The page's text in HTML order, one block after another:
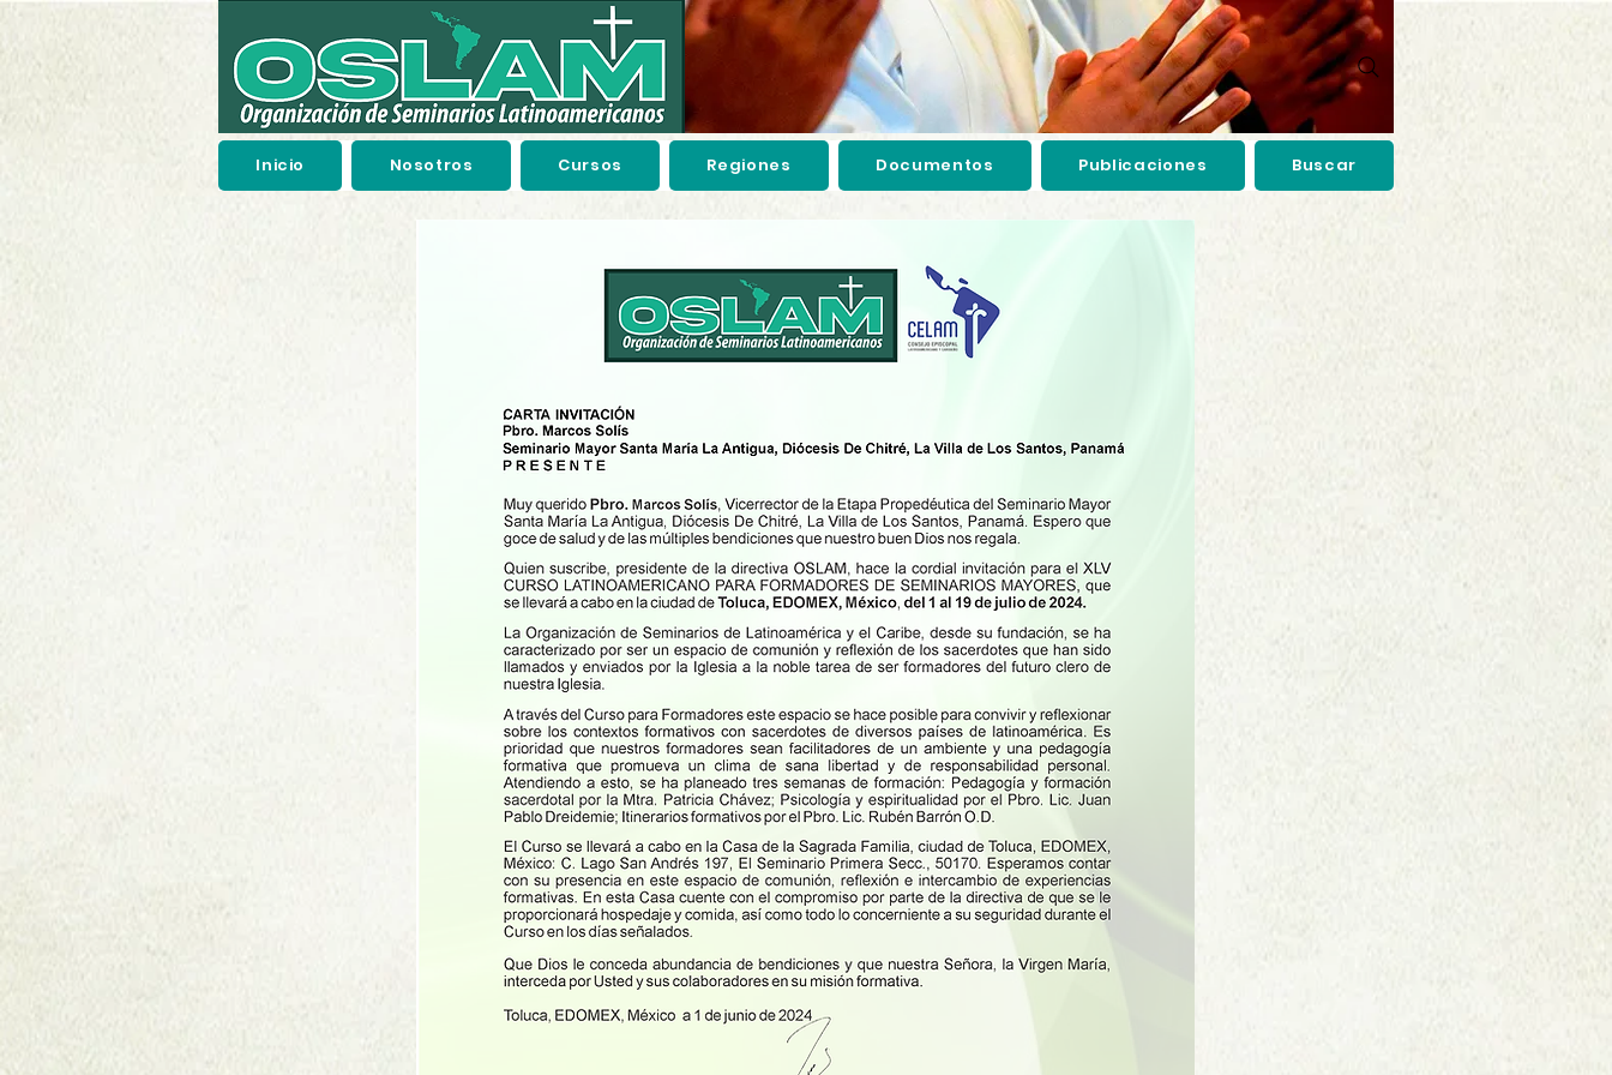
Inicio Nosotros Cursos Regiones Documentos Publicaciones Buscar